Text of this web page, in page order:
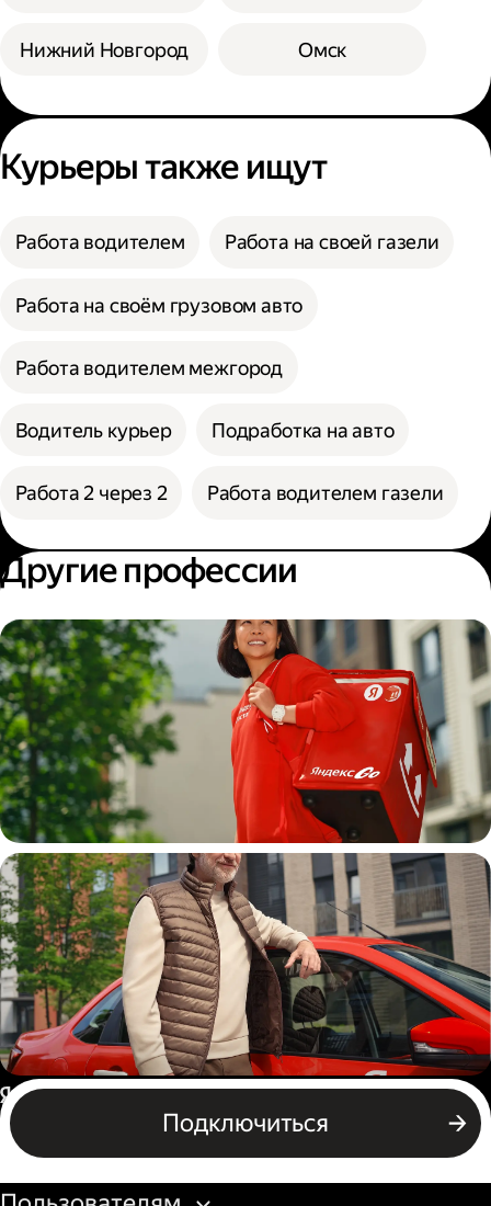
Нижний Новгород Омск
Курьеры также ищут
Работа водителем Работа на своей газели
Работа на своём грузовом авто
Работа водителем межгород
Водитель курьер Подработка на авто
Работа 2 через 2 Работа водителем газели
Другие профессии
Пеший курьер
Автокурьер
Подключиться
Россия
Бизнесу